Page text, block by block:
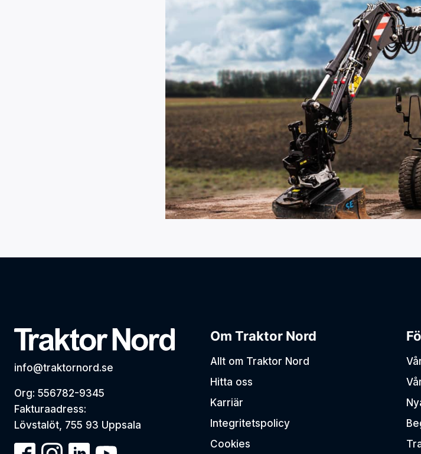
info@traktornord.se
Org: 556782-9345
Fakturaadress:
Lövstalöt, 755 93 Uppsala
Om Traktor Nord
Allt om Traktor Nord
Hitta oss
Karriär
Integritetspolicy
Cookies